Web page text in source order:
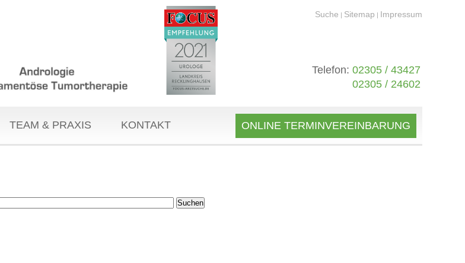
Suche | Sitemap | Impressum
Telefon: 02305 / 43427
02305 / 24602
TEAM & PRAXIS KONTAKT ONLINE TERMINVEREINBARUNG